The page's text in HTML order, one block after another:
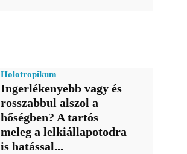
Holotropikum
Ingerlékenyebb vagy és
rosszabbul alszol a
hőségben? A tartós
meleg a lelkiállapotodra
is hatással...